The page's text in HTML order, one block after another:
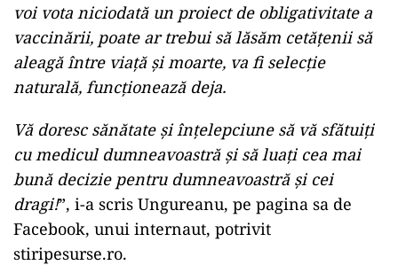
voi vota niciodată un proiect de obligativitate a
vaccinării, poate ar trebui să lăsăm cetățenii să
aleagă între viață și moarte, va fi selecție
naturală, funcționează deja.
Vă doresc sănătate și înțelepciune să vă sfătuiți
cu medicul dumneavoastră și să luați cea mai
bună decizie pentru dumneavoastră și cei
dragi!”, i-a scris Ungureanu, pe pagina sa de
Facebook, unui internaut, potrivit
stiripesurse.ro.